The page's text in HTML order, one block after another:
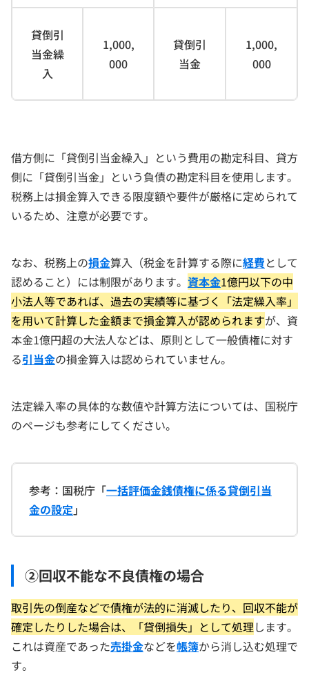
貸倒引
当金繰
入
1,000,
000
貸倒引
当金
1,000,
000
借方側に「貸倒引当金繰入」という費用の勘定科目、貸方
側に「貸倒引当金」という負債の勘定科目を使用します。
税務上は損金算入できる限度額や要件が厳格に定められて
いるため、注意が必要です。
なお、税務上の損金算入（税金を計算する際に経費として
認めること）には制限があります。 資本金1億円以下の中
小法人等であれば、過去の実績等に基づく「法定繰入率」
を用いて計算した金額まで損金算入が認められますが、資
本金1億円超の大法人などは、原則として一般債権に対す
る引当金の損金算入は認められていません。
法定繰入率の具体的な数値や計算方法については、国税庁
のページも参考にしてください。
参考：国税庁「一括評価金銭債権に係る貸倒引当
金の設定」
②回収不能な不良債権の場合
取引先の倒産などで債権が法的に消滅したり、回収不能が
確定したりした場合は、「貸倒損失」として処理します。
これは資産であった売掛金などを帳簿から消し込む処理で
す。